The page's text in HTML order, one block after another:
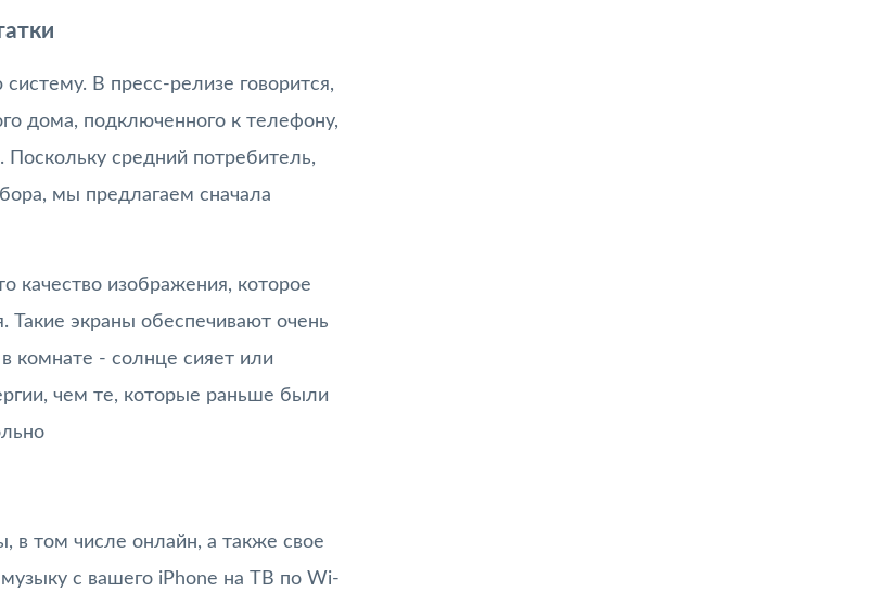
В пресс-релизе говорится,
дома, подключенного к телефону,
средний потребитель,
мы предлагаем сначала
качество изображения, которое
Такие экраны обеспечивают очень
комнате - солнце сияет или
чем те, которые раньше были
в том числе онлайн, а также свое
с вашего iPhone на ТВ по Wi-